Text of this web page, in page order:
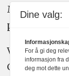
Medier24
plakatens
Vi bruker
Claude, og
Dine valg:
For å gi deg
informasjon fra
deg mot dette